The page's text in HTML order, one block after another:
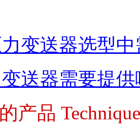
变送器选型
送器需要提
产品 Technique